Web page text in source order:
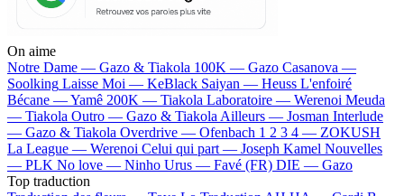
On aime
Notre Dame — Gazo & Tiakola 100K — Gazo Casanova —
Soolking Laisse Moi — KeBlack Saiyan — Heuss L'enfoiré
Bécane —Yamê 200K — Tiakola Laboratoire — Werenoi Meuda
— Tiakola Outro — Gazo & Tiakola Ailleurs — Josman Interlude
— Gazo & Tiakola Overdrive — Ofenbach 1 2 3 4 — ZOKUSH
La League — Werenoi Celui qui part — Joseph Kamel Nouvelles
— PLK No love — Ninho Urus — Favé (FR) DIE — Gazo
Top traduction